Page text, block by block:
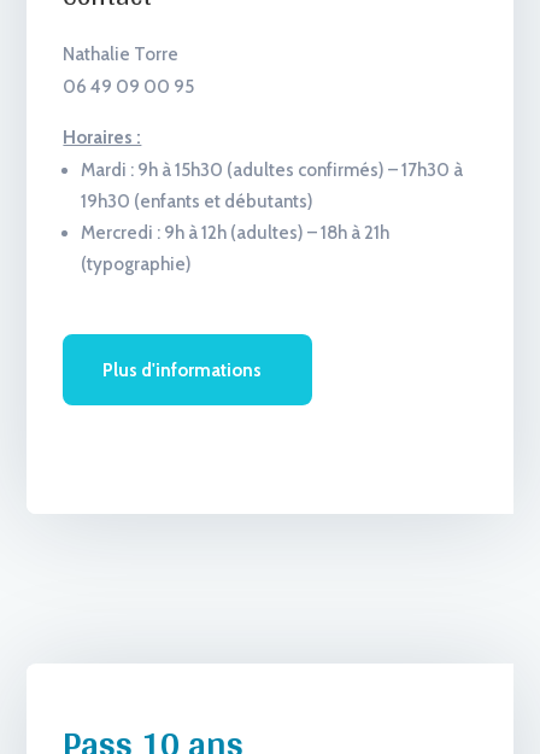
Nathalie Torre
06 49 09 00 95
Horaires :
Mardi : 9h à 15h30 (adultes confirmés) – 17h30 à
19h30 (enfants et débutants)
Mercredi : 9h à 12h (adultes) – 18h à 21h
(typographie)
Plus d'informations